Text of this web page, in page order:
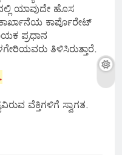
ಯಾವುದೇ ಹೊಸ
ಕಾರ್ಪೊರೇಟ್
ಪ್ರಧಾನ
ತಿಳಿಸಿರುತ್ತಾರೆ.
ವೆಕ್ತಿಗಳಿಗೆ ಸ್ವಾಗತ.